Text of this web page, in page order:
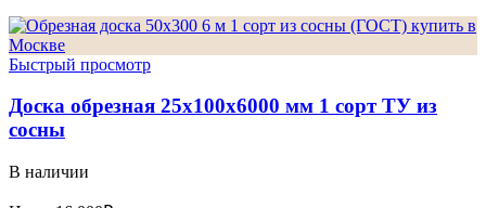
Быстрый просмотр
Доска обрезная 25х100х6000 мм 1 сорт ТУ из
сосны
В наличии